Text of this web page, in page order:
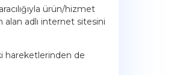
ürün/hizmet
alan adlı internet sitesini
hareketlerinden de